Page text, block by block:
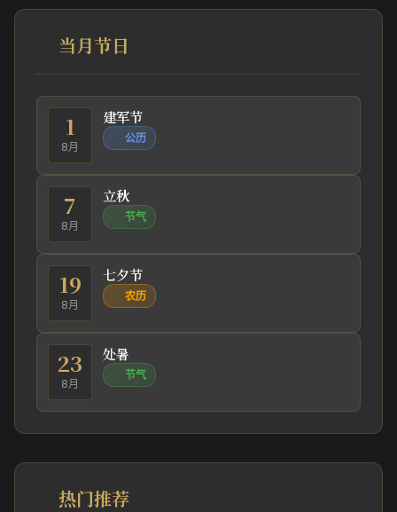
当月节日
1
8月
建军节
公历
7
8月
立秋
节气
19
8月
七夕节
农历
23
8月
处暑
节气
热门推荐